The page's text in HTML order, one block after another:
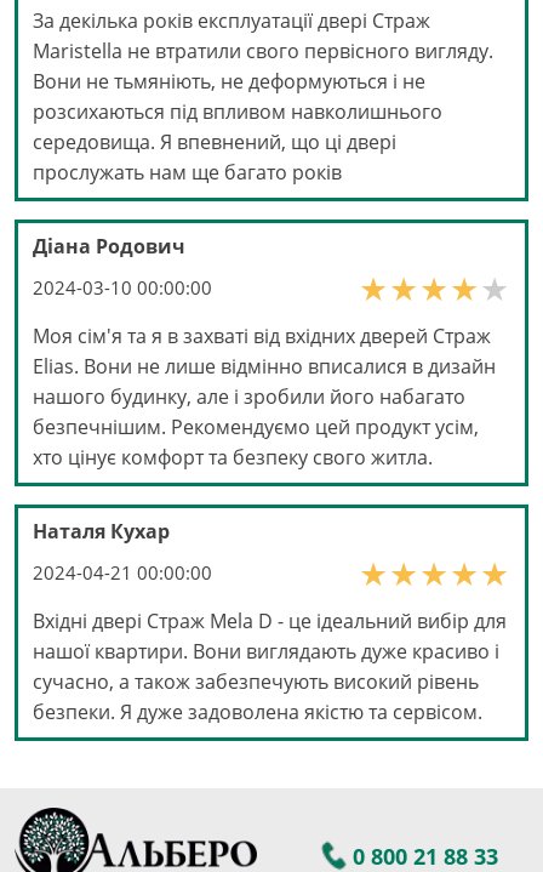
За декілька років експлуатації двері Страж
Maristella не втратили свого первісного вигляду.
Вони не тьмяніють, не деформуються і не
розсихаються під впливом навколишнього
середовища. Я впевнений, що ці двері
прослужать нам ще багато років
Діана Родович
2024-03-10 00:00:00
Моя сім'я та я в захваті від вхідних дверей Страж
Elias. Вони не лише відмінно вписалися в дизайн
нашого будинку, але і зробили його набагато
безпечнішим. Рекомендуємо цей продукт усім,
хто цінує комфорт та безпеку свого житла.
Наталя Кухар
2024-04-21 00:00:00
Вхідні двері Страж Mela D - це ідеальний вибір для
нашої квартири. Вони виглядають дуже красиво і
сучасно, а також забезпечують високий рівень
безпеки. Я дуже задоволена якістю та сервісом.
0 800 21 88 33